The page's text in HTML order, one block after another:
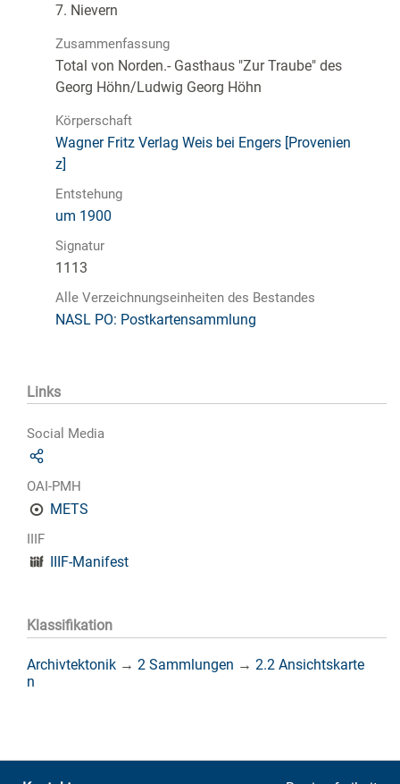
7. Nievern
Zusammenfassung
Total von Norden.- Gasthaus "Zur Traube" des
Georg Höhn/Ludwig Georg Höhn
Körperschaft
Wagner Fritz Verlag Weis bei Engers [Provenien
z]
Entstehung
um 1900
Signatur
1113
Alle Verzeichnungseinheiten des Bestandes
NASL PO: Postkartensammlung
Links
Social Media
OAI-PMH
METS
IIIF
IIIF-Manifest
Klassifikation
Archivtektonik → 2 Sammlungen → 2.2 Ansichtskarte
n